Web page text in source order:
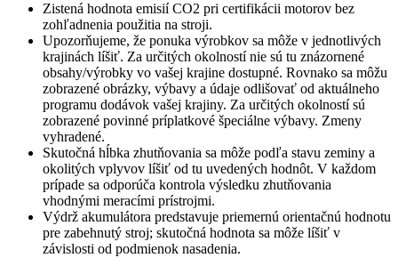
Zistená hodnota emisií CO2 pri certifikácii motorov bez
zohľadnenia použitia na stroji.
Upozorňujeme, že ponuka výrobkov sa môže v jednotlivých
krajinách líšiť. Za určitých okolností nie sú tu znázornené
obsahy/výrobky vo vašej krajine dostupné. Rovnako sa môžu
zobrazené obrázky, výbavy a údaje odlišovať od aktuálneho
programu dodávok vašej krajiny. Za určitých okolností sú
zobrazené povinné príplatkové špeciálne výbavy. Zmeny
vyhradené.
Skutočná hĺbka zhutňovania sa môže podľa stavu zeminy a
okolitých vplyvov líšiť od tu uvedených hodnôt. V každom
prípade sa odporúča kontrola výsledku zhutňovania
vhodnými meracími prístrojmi.
Výdrž akumulátora predstavuje priemernú orientačnú hodnotu
pre zabehnutý stroj; skutočná hodnota sa môže líšiť v
závislosti od podmienok nasadenia.